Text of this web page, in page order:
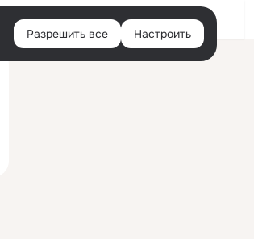
Войти
Разрешить все Настроить